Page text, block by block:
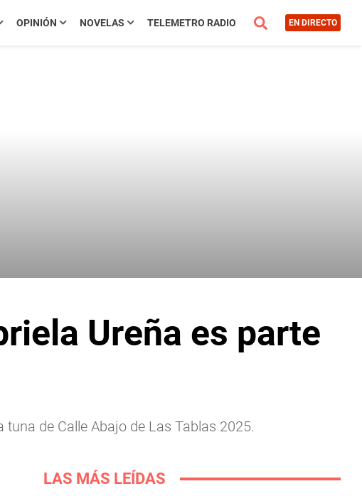
OPINIÓN NOVELAS TELEMETRO RADIO EN DIRECTO
Ureña es parte
de Calle Abajo de Las Tablas 2025.
LAS MÁS LEÍDAS